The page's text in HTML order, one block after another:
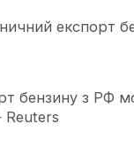
експорт
бензину з РФ